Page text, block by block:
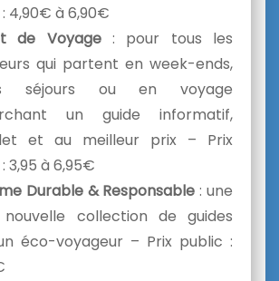
4,90€ à 6,90€
de Voyage: pour tous les
qui partent en week-ends,
séjours ou en voyage
un guide informatif,
et au meilleur prix – Prix
3,95 à 6,95€
Durable & Responsable : une
collection de guides
éco-voyageur – Prix public :